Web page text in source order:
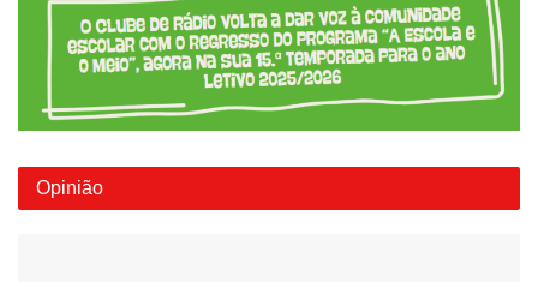
Opinião